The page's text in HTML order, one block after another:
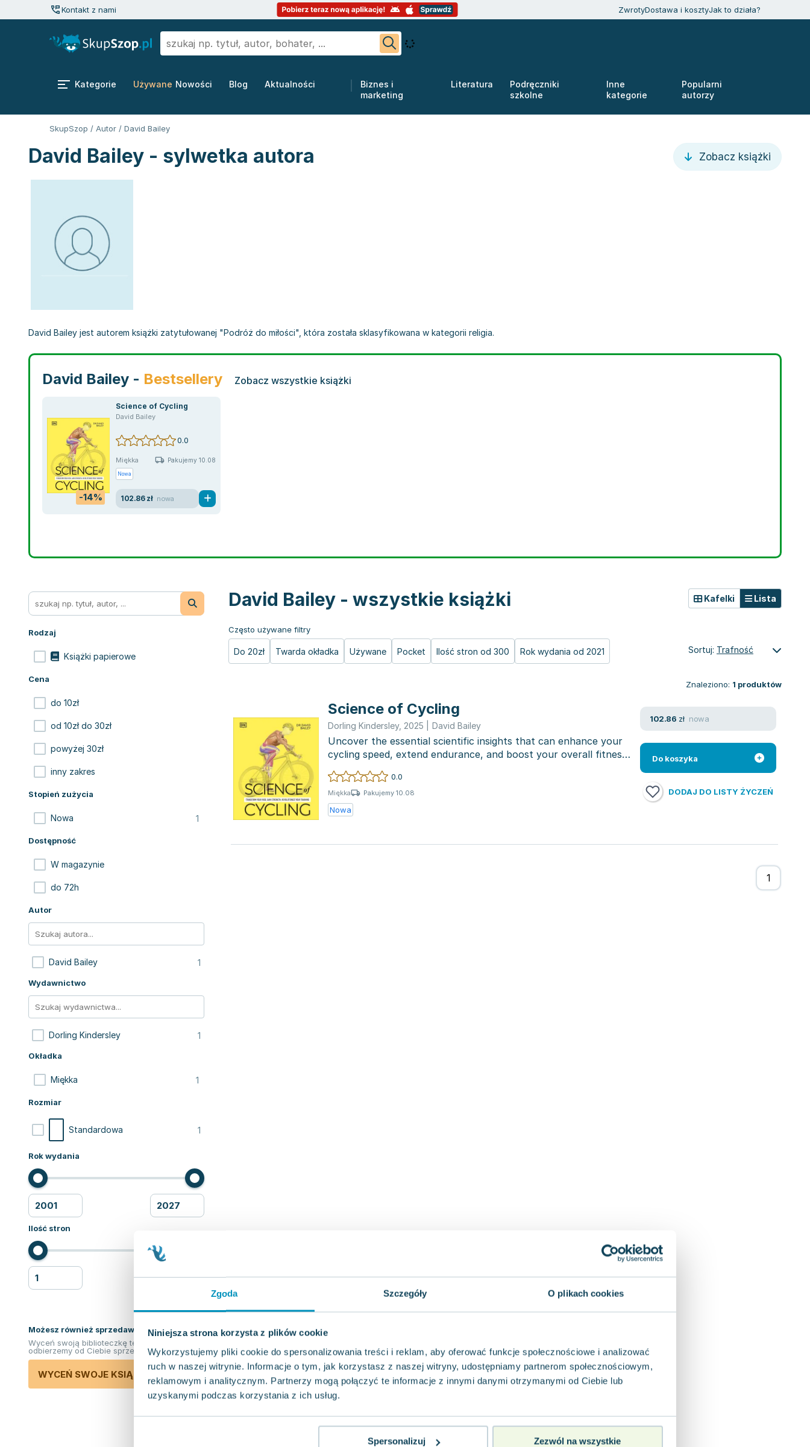
Zgoda Szczegóły O plikach cookies
Niniejsza strona korzysta z plików cookie
Wykorzystujemy pliki cookie do spersonalizowania treści i reklam, aby oferować funkcje społecznościowe i analizować
ruch w naszej witrynie. Informacje o tym, jak korzystasz z naszej witryny, udostępniamy partnerom społecznościowym,
reklamowym i analitycznym. Partnerzy mogą połączyć te informacje z innymi danymi otrzymanymi od Ciebie lub
uzyskanymi podczas korzystania z ich usług.
Spersonalizuj Zezwól na wszystkie
Kontakt z nami ZwrotyDostawa i kosztyJak to działa?
Kategorie Używane Nowości Blog Aktualności
Biznes i
marketing
Literatura
Podręczniki
szkolne
Inne
kategorie
Popularni
autorzy
SkupSzop / Autor / David Bailey
David Bailey - sylwetka autora Zobacz książki
David Bailey jest autorem książki zatytułowanej "Podróż do miłości", która została sklasyfikowana w kategorii religia.
David Bailey - Bestsellery Zobacz wszystkie książki
-14%
Science of Cycling
David Bailey
0.0
Miękka Pakujemy 10.08
Nowa
102.86 zł nowa
Rodzaj
Książki papierowe
Cena
do 10zł
od 10zł do 30zł
powyżej 30zł
inny zakres
Stopień zużycia
Nowa 1
Dostępność
W magazynie
do 72h
Autor
David Bailey 1
Wydawnictwo
Dorling Kindersley 1
Okładka
Miękka 1
Rozmiar
Standardowa 1
Rok wydania
Ilość stron
Możesz również sprzedawać ksiązki!
Wyceń swoją biblioteczkę teraz. Odkupimy i
odbierzemy od Ciebie sprzedane książki.
WYCEŃ SWOJE KSIĄŻKI
David Bailey - wszystkie książki
Często używane filtry
Do 20zł Twarda okładka Używane Pocket Ilość stron od 300 Rok wydania od 2021
Kafelki Lista
Sortuj: Trafność
Znaleziono: 1 produktów
Science of Cycling
Dorling Kindersley, 2025 David Bailey
Uncover the essential scientific insights that can enhance your
cycling speed, extend endurance, and boost your overall fitness.
D...
0.0
Miękka Pakujemy 10.08
Nowa
102.86 zł nowa
Do koszyka
DODAJ DO LISTY ŻYCZEŃ